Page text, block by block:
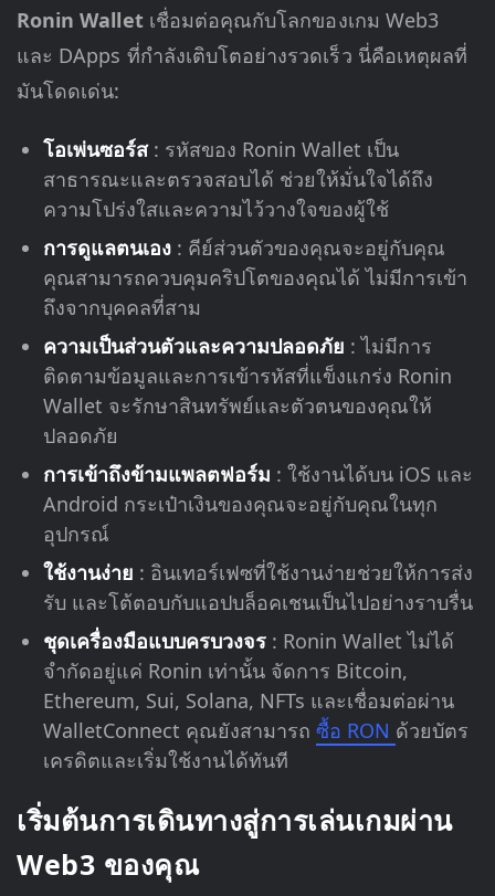
Ronin Wallet เชื่อมต่อคุณกับโลกของเกม Web3
และ DApps ที่กำลังเติบโตอย่างรวดเร็ว นี่คือเหตุผลที่
มันโดดเด่น:
โอเพ่นซอร์ส : รหัสของ Ronin Wallet เป็น
สาธารณะและตรวจสอบได้ ช่วยให้มั่นใจได้ถึง
ความโปร่งใสและความไว้วางใจของผู้ใช้
การดูแลตนเอง : คีย์ส่วนตัวของคุณจะอยู่กับคุณ
คุณสามารถควบคุมคริปโตของคุณได้ ไม่มีการเข้า
ถึงจากบุคคลที่สาม
ความเป็นส่วนตัวและความปลอดภัย : ไม่มีการ
ติดตามข้อมูลและการเข้ารหัสที่แข็งแกร่ง Ronin
Wallet จะรักษาสินทรัพย์และตัวตนของคุณให้
ปลอดภัย
การเข้าถึงข้ามแพลตฟอร์ม : ใช้งานได้บน iOS และ
Android กระเป๋าเงินของคุณจะอยู่กับคุณในทุก
อุปกรณ์
ใช้งานง่าย : อินเทอร์เฟซที่ใช้งานง่ายช่วยให้การส่ง
รับ และโต้ตอบกับแอปบล็อคเชนเป็นไปอย่างราบรื่น
ชุดเครื่องมือแบบครบวงจร : Ronin Wallet ไม่ได้
จำกัดอยู่แค่ Ronin เท่านั้น จัดการ Bitcoin,
Ethereum, Sui, Solana, NFTs และเชื่อมต่อผ่าน
WalletConnect คุณยังสามารถ ซื้อ RON ด้วยบัตร
เครดิตและเริ่มใช้งานได้ทันที
เริ่มต้นการเดินทางสู่การเล่นเกมผ่าน
Web3 ของคุณ